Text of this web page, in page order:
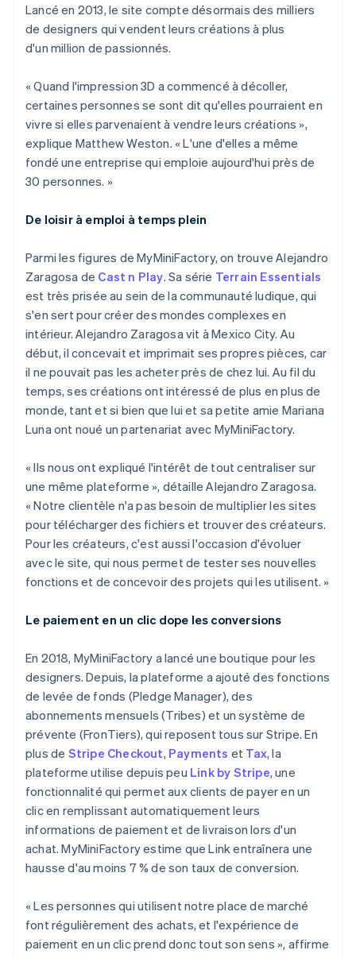
Lancé en 2013, le site compte désormais des milliers
de designers qui vendent leurs créations à plus
d'un million de passionnés.
« Quand l'impression 3D a commencé à décoller,
certaines personnes se sont dit qu'elles pourraient en
vivre si elles parvenaient à vendre leurs créations »,
explique Matthew Weston. « L'une d'elles a même
fondé une entreprise qui emploie aujourd'hui près de
30 personnes. »
De loisir à emploi à temps plein
Parmi les figures de MyMiniFactory, on trouve Alejandro
Zaragosa de Cast n Play. Sa série Terrain Essentials
est très prisée au sein de la communauté ludique, qui
s'en sert pour créer des mondes complexes en
intérieur. Alejandro Zaragosa vit à Mexico City. Au
début, il concevait et imprimait ses propres pièces, car
il ne pouvait pas les acheter près de chez lui. Au fil du
temps, ses créations ont intéressé de plus en plus de
monde, tant et si bien que lui et sa petite amie Mariana
Luna ont noué un partenariat avec MyMiniFactory.
« Ils nous ont expliqué l'intérêt de tout centraliser sur
une même plateforme », détaille Alejandro Zaragosa.
« Notre clientèle n'a pas besoin de multiplier les sites
pour télécharger des fichiers et trouver des créateurs.
Pour les créateurs, c'est aussi l'occasion d'évoluer
avec le site, qui nous permet de tester ses nouvelles
fonctions et de concevoir des projets qui les utilisent. »
Le paiement en un clic dope les conversions
En 2018, MyMiniFactory a lancé une boutique pour les
designers. Depuis, la plateforme a ajouté des fonctions
de levée de fonds (Pledge Manager), des
abonnements mensuels (Tribes) et un système de
prévente (FronTiers), qui reposent tous sur Stripe. En
plus de Stripe Checkout, Payments et Tax, la
plateforme utilise depuis peu Link by Stripe, une
fonctionnalité qui permet aux clients de payer en un
clic en remplissant automatiquement leurs
informations de paiement et de livraison lors d'un
achat. MyMiniFactory estime que Link entraînera une
hausse d'au moins 7 % de son taux de conversion.
« Les personnes qui utilisent notre place de marché
font régulièrement des achats, et l'expérience de
paiement en un clic prend donc tout son sens », affirme
Allemagne
DeutschEnglish